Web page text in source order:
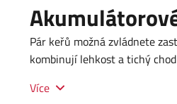
Pár keřů možná zvládnete
kombinují lehkost a tichý
Více